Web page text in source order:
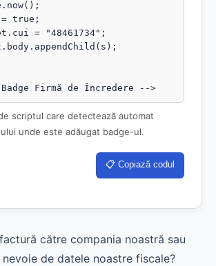
Firmă de Încredere -->
scriptul care detectează automat
unde este adăugat badge-ul.
📋 Copiază codul
către compania noastră sau
de datele noastre fiscale?